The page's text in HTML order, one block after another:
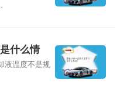
什么情
液温度不是规